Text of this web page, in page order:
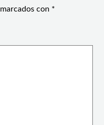
con *